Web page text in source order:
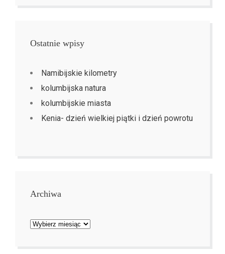
Ostatnie wpisy
Namibijskie kilometry
kolumbijska natura
kolumbijskie miasta
Kenia- dzień wielkiej piątki i dzień powrotu
Archiwa
Archiwa